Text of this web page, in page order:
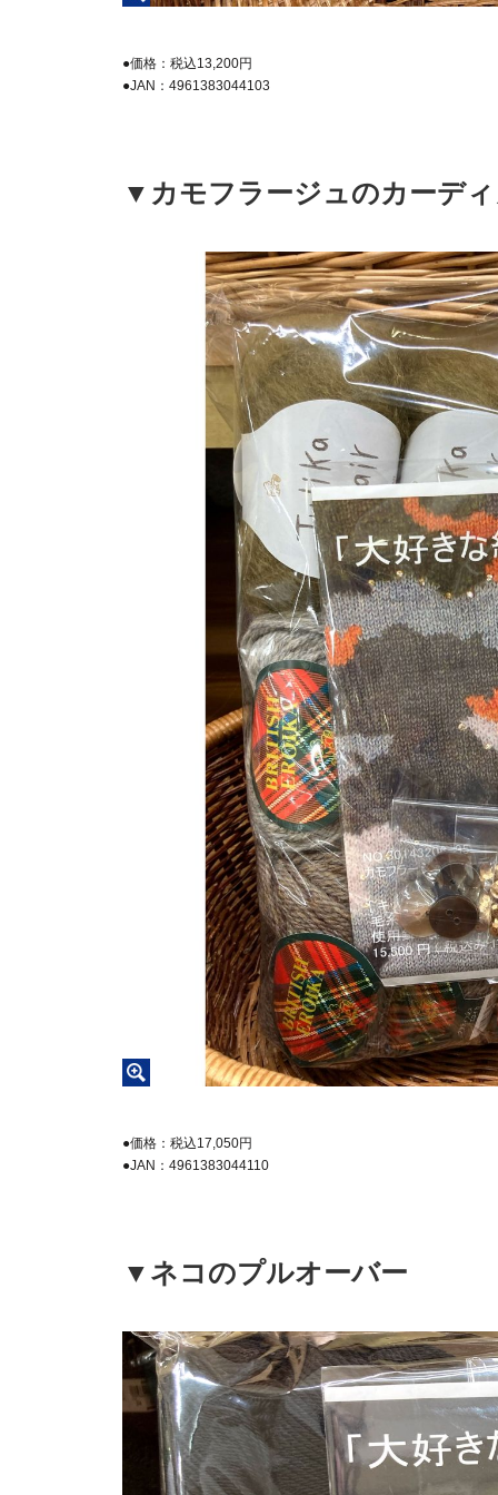
●価格：税込13,200円
●JAN：4961383044103
▼カモフラージュのカーデ
●価格：税込17,050円
●JAN：4961383044110
▼ネコのプルオーバー